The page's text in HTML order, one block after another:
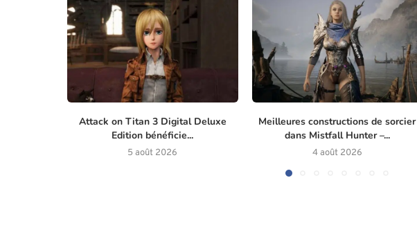
Attack on Titan 3 Digital Deluxe
Edition bénéficie...
5 août 2026
Meilleures constructions de sorcier
dans Mistfall Hunter –...
4 août 2026